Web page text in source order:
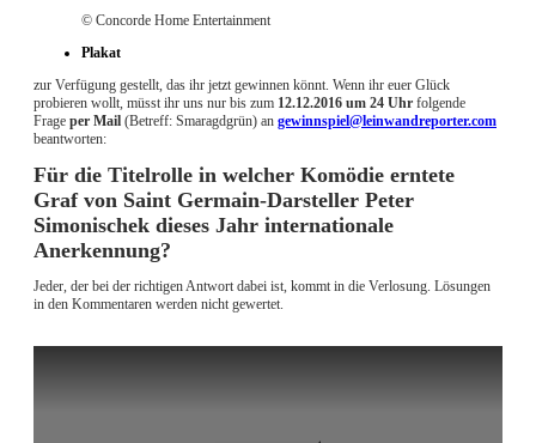
© Concorde Home Entertainment
Plakat
zur Verfügung gestellt, das ihr jetzt gewinnen könnt. Wenn ihr euer Glück
probieren wollt, müsst ihr uns nur bis zum 12.12.2016 um 24 Uhr folgende
Frage per Mail (Betreff: Smaragdgrün) an gewinnspiel@leinwandreporter.com
beantworten:
Für die Titelrolle in welcher Komödie erntete
Graf von Saint Germain-Darsteller Peter
Simonischek dieses Jahr internationale
Anerkennung?
Jeder, der bei der richtigen Antwort dabei ist, kommt in die Verlosung. Lösungen
in den Kommentaren werden nicht gewertet.